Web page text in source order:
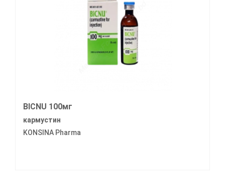
BICNU 100мг
кармустин
KONSINA Pharma